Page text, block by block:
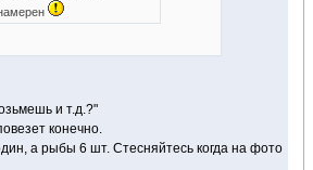
и т.д.?"
конечно.
а рыбы 6 шт. Стесняйтесь когда на фото